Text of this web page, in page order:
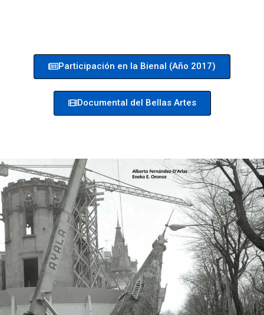
Participación en la Bienal (Año 2017)
Documental del Bellas Artes